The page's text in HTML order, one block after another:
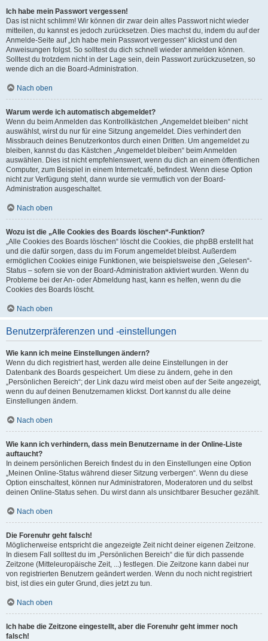
Ich habe mein Passwort vergessen!
Das ist nicht schlimm! Wir können dir zwar dein altes Passwort nicht wieder
mitteilen, du kannst es jedoch zurücksetzen. Dies machst du, indem du auf der
Anmelde-Seite auf „Ich habe mein Passwort vergessen“ klickst und den
Anweisungen folgst. So solltest du dich schnell wieder anmelden können.
Solltest du trotzdem nicht in der Lage sein, dein Passwort zurückzusetzen, so
wende dich an die Board-Administration.
Nach oben
Warum werde ich automatisch abgemeldet?
Wenn du beim Anmelden das Kontrollkästchen „Angemeldet bleiben“ nicht
auswählst, wirst du nur für eine Sitzung angemeldet. Dies verhindert den
Missbrauch deines Benutzerkontos durch einen Dritten. Um angemeldet zu
bleiben, kannst du das Kästchen „Angemeldet bleiben“ beim Anmelden
auswählen. Dies ist nicht empfehlenswert, wenn du dich an einem öffentlichen
Computer, zum Beispiel in einem Internetcafé, befindest. Wenn diese Option
nicht zur Verfügung steht, dann wurde sie vermutlich von der Board-
Administration ausgeschaltet.
Nach oben
Wozu ist die „Alle Cookies des Boards löschen“-Funktion?
„Alle Cookies des Boards löschen“ löscht die Cookies, die phpBB erstellt hat
und die dafür sorgen, dass du im Forum angemeldet bleibst. Außerdem
ermöglichen Cookies einige Funktionen, wie beispielsweise den „Gelesen“-
Status – sofern sie von der Board-Administration aktiviert wurden. Wenn du
Probleme bei der An- oder Abmeldung hast, kann es helfen, wenn du die
Cookies des Boards löscht.
Nach oben
Benutzerpräferenzen und -einstellungen
Wie kann ich meine Einstellungen ändern?
Wenn du dich registriert hast, werden alle deine Einstellungen in der
Datenbank des Boards gespeichert. Um diese zu ändern, gehe in den
„Persönlichen Bereich“; der Link dazu wird meist oben auf der Seite angezeigt,
wenn du auf deinen Benutzernamen klickst. Dort kannst du alle deine
Einstellungen ändern.
Nach oben
Wie kann ich verhindern, dass mein Benutzername in der Online-Liste
auftaucht?
In deinem persönlichen Bereich findest du in den Einstellungen eine Option
„Meinen Online-Status während dieser Sitzung verbergen“. Wenn du diese
Option einschaltest, können nur Administratoren, Moderatoren und du selbst
deinen Online-Status sehen. Du wirst dann als unsichtbarer Besucher gezählt.
Nach oben
Die Forenuhr geht falsch!
Möglicherweise entspricht die angezeigte Zeit nicht deiner eigenen Zeitzone.
In diesem Fall solltest du im „Persönlichen Bereich“ die für dich passende
Zeitzone (Mitteleuropäische Zeit, ...) festlegen. Die Zeitzone kann dabei nur
von registrierten Benutzern geändert werden. Wenn du noch nicht registriert
bist, ist dies ein guter Grund, dies jetzt zu tun.
Nach oben
Ich habe die Zeitzone eingestellt, aber die Forenuhr geht immer noch
falsch!